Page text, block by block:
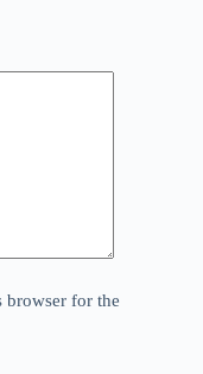
browser for the